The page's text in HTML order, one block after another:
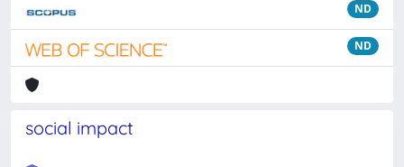
ND
ND
social impact